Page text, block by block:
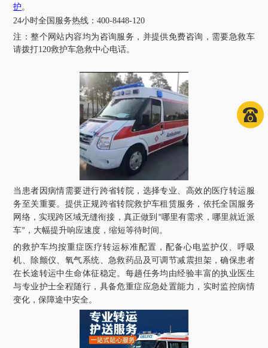
护。
24小时全国服务热线 ：400-8448-120
注：整个网站内容均为咨询服务，并提供免费咨询，需要急救车
请拨打120救护车急救中心电话。
当患者因病情需要进行跨省转院，选择专业、高效的医疗转运服
务至关重要。提供正规跨省转院救护车租赁服务，依托全国服务
网络，实现跨区域无缝衔接，真正做到 “哪里有需求，哪里就近派
车” ，大幅提升响应速度，缩短等待时间。
的救护车均按重症医疗转运标准配置，配备心电监护仪、呼吸
机、除颤仪、氧气系统、急救药品及可调节减震担架，确保患者
在长途转运中生命体征稳定。每趟任务均由经验丰富的执业医生
与专业护士全程随行，具备危重症应急处置能力，实时监控病情
变化，保障途中安全。